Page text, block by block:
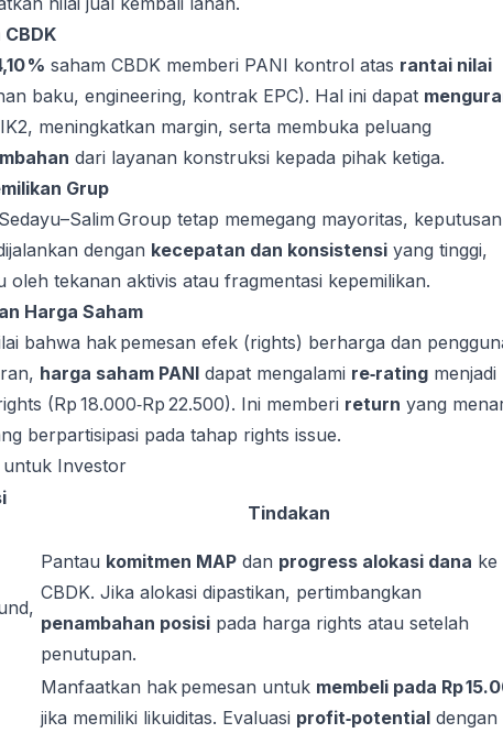
% saham CBDK memberi PANI kontrol atas rantai nilai
baku, engineering, kontrak EPC). Hal ini dapat
meningkatkan margin, serta membuka peluang
dari layanan konstruksi kepada pihak ketiga.
Grup
Group tetap memegang mayoritas, keputusan
dengan kecepatan dan konsistensi yang tinggi,
oleh tekanan aktivis atau fragmentasi kepemilikan.
Harga Saham
bahwa hak pemesan efek (rights) berharga dan
harga saham PANI dapat mengalami re‑rating menjadi
(Rp 18.000‑Rp 22.500). Ini memberi return yang
berpartisipasi pada tahap rights issue.
untuk Investor
Tindakan
Pantau komitmen MAP dan progress alokasi dana ke
CBDK. Jika alokasi dipastikan, pertimbangkan
penambahan posisi pada harga rights atau setelah
penutupan.
Manfaatkan hak pemesan untuk membeli pada Rp
jika memiliki likuiditas. Evaluasi profit‑potential dengan